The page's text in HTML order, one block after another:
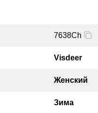
самой широкой
7638Ch
Visdeer
Женский
Зима